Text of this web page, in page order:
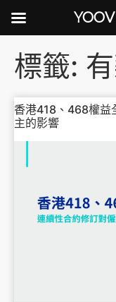
標籤:
香港418、468權益
主的影響